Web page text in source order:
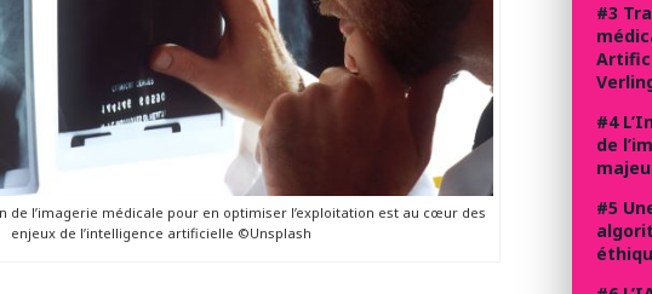
de l’imagerie médicale pour en optimiser l’exploitation est au cœur des
enjeux de l’intelligence artificielle ©Unsplash
#3
#4
de
#5